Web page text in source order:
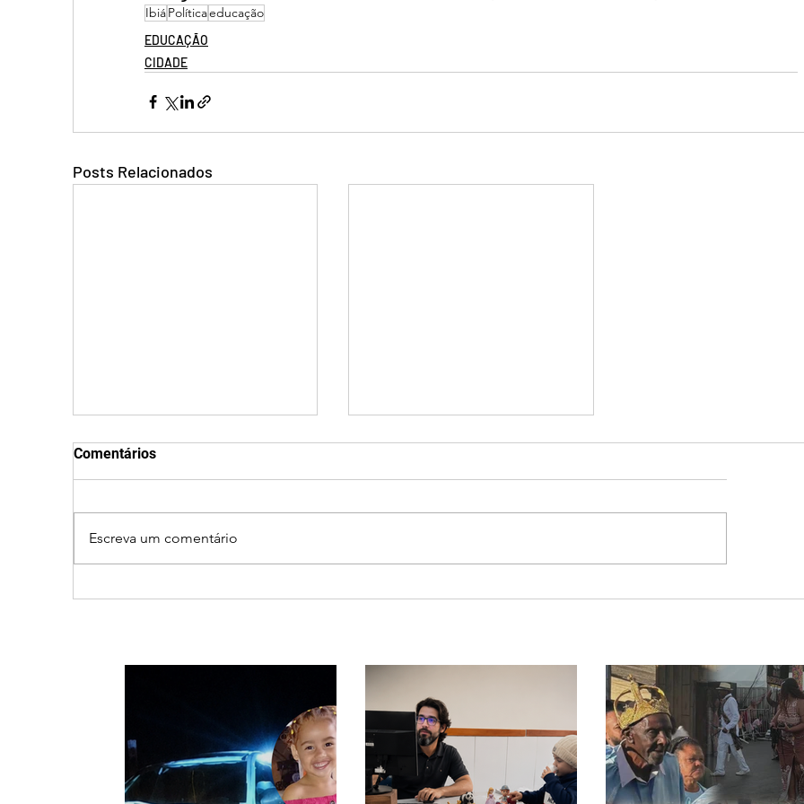
IbiáPolíticaeducação
EDUCAÇÃO
CIDADE
Posts Relacionados
em capotamento na Zona
em neuropediatria e
Comentários
Escreva um comentário